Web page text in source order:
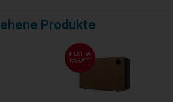
Produkte
EXTRA
RABATT